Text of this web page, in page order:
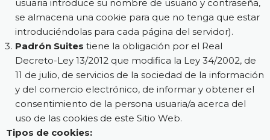
usuaria introduce su nombre de usuario y contraseña,
se almacena una cookie para que no tenga que estar
introduciéndolas para cada página del servidor).
Padrón Suites tiene la obligación por el Real
Decreto-Ley 13/2012 que modifica la Ley 34/2002, de
11 de julio, de servicios de la sociedad de la información
y del comercio electrónico, de informar y obtener el
consentimiento de la persona usuaria/a acerca del
uso de las cookies de este Sitio Web.
Tipos de cookies: